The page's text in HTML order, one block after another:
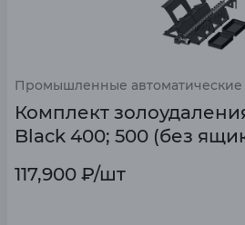
Промышленные автоматические
Комплект
Black 400; 500 (без
117,900 ₽/шт